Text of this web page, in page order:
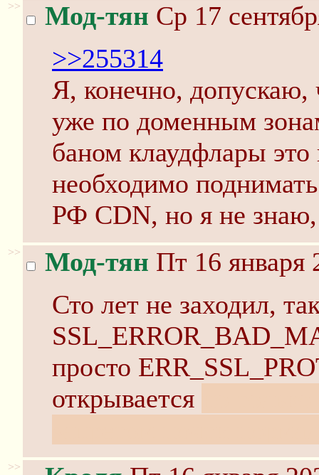
>> Мод-тян Ср 17
>>255314
Я, конечно, допускаю,
уже по доменным
баном клаудфлары
необходимо
РФ CDN, но я не знаю,
>> Мод-тян Пт 16 января
Сто лет не заходил,
просто
открывается
>>